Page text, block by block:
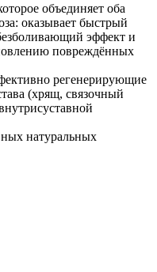
объединяет оба
оказывает быстрый
эффект и
повреждённых
регенерирующие
(хрящ, связочный
натуральных